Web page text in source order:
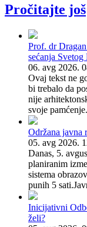
Pročitajte još
Prof. dr
sećanja Svetog
06. avg 2026.
Ovaj tekst ne
bi trebalo da
nije
svoje
Održana javna
05. avg 2026.
Danas, 5.
planiranim
sistema
punih 5
Inicijativni
želi?